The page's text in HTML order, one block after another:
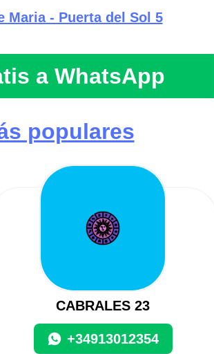
Maria - Puerta del Sol 5
a WhatsApp
populares
CABRALES 23
+34913012354